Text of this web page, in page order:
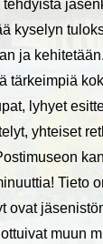
kyselyn
ja
tärkeimpiä
lyhyet
yhteiset
Tieto
ovat
muun